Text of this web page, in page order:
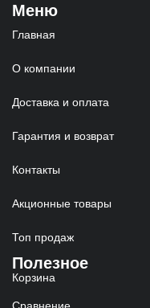
Меню
Главная
О компании
Доставка и оплата
Гарантия и возврат
Контакты
Акционные товары
Топ продаж
Полезное
Корзина
Сравнение